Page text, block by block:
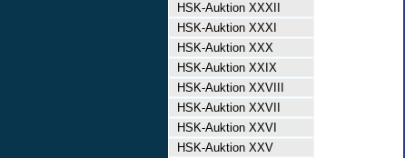
HSK-Auktion XXXII
HSK-Auktion XXXI
HSK-Auktion XXX
HSK-Auktion XXIX
HSK-Auktion XXVIII
HSK-Auktion XXVII
HSK-Auktion XXVI
HSK-Auktion XXV